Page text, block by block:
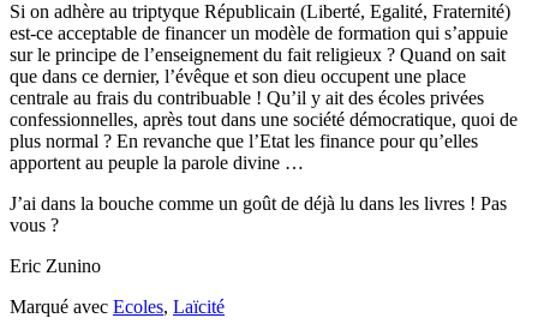
Si on adhère au triptyque Républicain (Liberté, Egalité, Fraternité)
est-ce acceptable de financer un modèle de formation qui s’appuie
sur le principe de l’enseignement du fait religieux ? Quand on sait
que dans ce dernier, l’évêque et son dieu occupent une place
centrale au frais du contribuable ! Qu’il y ait des écoles privées
confessionnelles, après tout dans une société démocratique, quoi de
plus normal ? En revanche que l’Etat les finance pour qu’elles
apportent au peuple la parole divine …
J’ai dans la bouche comme un goût de déjà lu dans les livres ! Pas
vous ?
Eric Zunino
Marqué avec Ecoles, Laïcité